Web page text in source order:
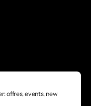
offres, events, new